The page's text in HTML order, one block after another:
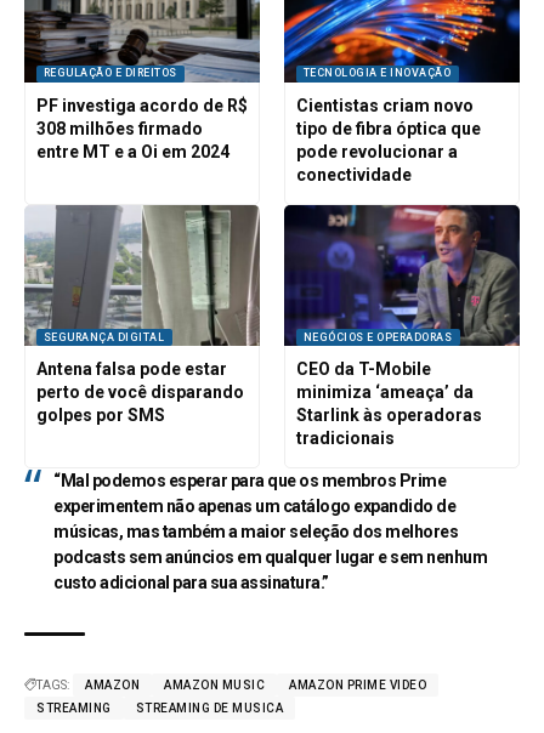
REGULAÇÃO E DIREITOS
PF investiga acordo de R$
308 milhões firmado
entre MT e a Oi em 2024
TECNOLOGIA E INOVAÇÃO
Cientistas criam novo
tipo de fibra óptica que
pode revolucionar a
conectividade
SEGURANÇA DIGITAL
Antena falsa pode estar
perto de você disparando
golpes por SMS
NEGÓCIOS E OPERADORAS
CEO da T-Mobile
minimiza ‘ameaça’ da
Starlink às operadoras
tradicionais
“Mal podemos esperar para que os membros Prime
experimentem não apenas um catálogo expandido de
músicas, mas também a maior seleção dos melhores
podcasts sem anúncios em qualquer lugar e sem nenhum
custo adicional para sua assinatura.”
TAGS: AMAZON AMAZON MUSIC
AMAZON PRIME VIDEO
STREAMING
STREAMING DE MUSICA